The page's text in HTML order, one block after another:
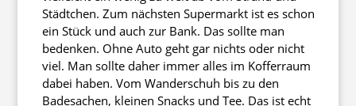
Städtchen. Zum nächsten Supermarkt ist es schon
ein Stück und auch zur Bank. Das sollte man
bedenken. Ohne Auto geht gar nichts oder nicht
viel. Man sollte daher immer alles im Kofferraum
dabei haben. Vom Wanderschuh bis zu den
Badesachen, kleinen Snacks und Tee. Das ist echt